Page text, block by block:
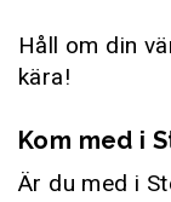
Håll om din
kära!
Kom med i
Är du med i